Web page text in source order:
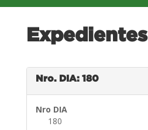
Expedientes
Nro. DIA: 180
Nro DIA
180